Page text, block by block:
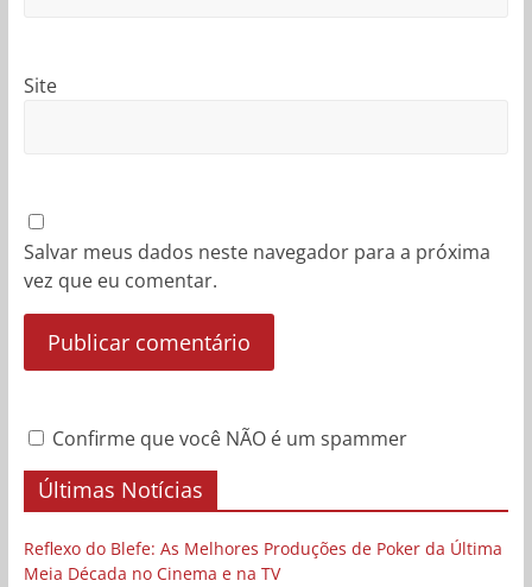
Site
Salvar meus dados neste navegador para a próxima
vez que eu comentar.
Confirme que você NÃO é um spammer
Últimas Notícias
Reflexo do Blefe: As Melhores Produções de Poker da Última
Meia Década no Cinema e na TV